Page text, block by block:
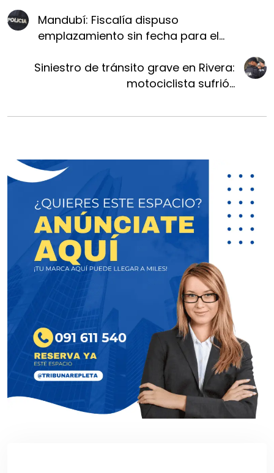
Mandubí: Fiscalía dispuso
emplazamiento sin fecha para el...
Siniestro de tránsito grave en Rivera:
motociclista sufrió...